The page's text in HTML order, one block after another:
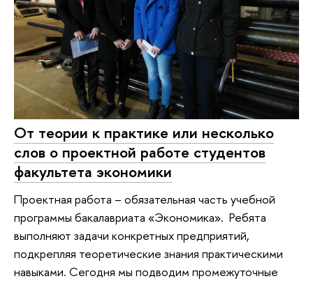
От теории к практике или несколько
слов о проектной работе студентов
факультета экономики
Проектная работа – обязательная часть учебной
программы бакалавриата «Экономика». Ребята
выполняют задачи конкретных предприятий,
подкрепляя теоретические знания практическими
навыками. Сегодня мы подводим промежуточные